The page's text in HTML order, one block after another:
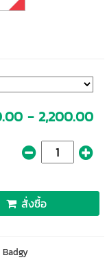
- 2,200.00
สั่งซื้อ